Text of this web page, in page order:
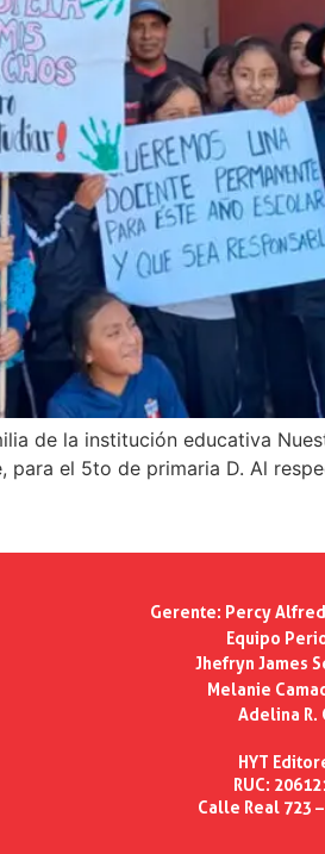
de la institución educativa
el 5to de primaria D. Al
Gerente: Percy
Equipo
Jhefryn James
Melanie
Adelina R.
HYT
RUC:
Calle Real 723